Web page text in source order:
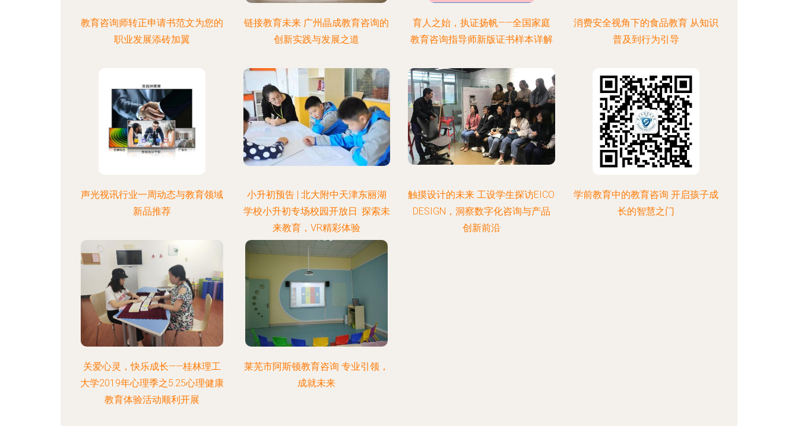
教育咨询师转正申请书范文为您的
职业发展添砖加翼
链接教育未来 广州晶成教育咨询的
创新实践与发展之道
育人之始，执证扬帆——全国家庭
教育咨询指导师新版证书样本详解
消费安全视角下的食品教育 从知识
普及到行为引导
声光视讯行业一周动态与教育领域
新品推荐
小升初预告 | 北大附中天津东丽湖
学校小升初专场校园开放日: 探索未
来教育，VR精彩体验
触摸设计的未来 工设学生探访EICO
DESIGN，洞察数字化咨询与产品
创新前沿
学前教育中的教育咨询 开启孩子成
长的智慧之门
关爱心灵，快乐成长——桂林理工
大学2019年心理季之5.25心理健康
教育体验活动顺利开展
莱芜市阿斯顿教育咨询 专业引领，
成就未来